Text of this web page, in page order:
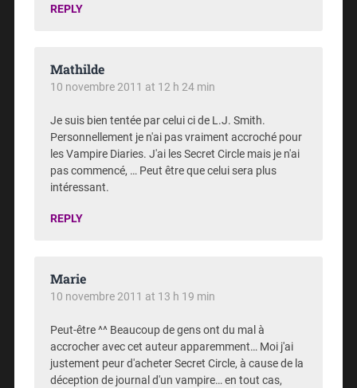
REPLY
Mathilde
10 novembre 2011 at 12 h 24 min
Je suis bien tentée par celui ci de L.J. Smith.
Personnellement je n'ai pas vraiment accroché pour
les Vampire Diaries. J'ai les Secret Circle mais je n'ai
pas commencé, … Peut être que celui sera plus
intéressant.
REPLY
Marie
10 novembre 2011 at 13 h 19 min
Peut-être ^^ Beaucoup de gens ont du mal à
accrocher avec cet auteur apparemment… Moi j'ai
justement peur d'acheter Secret Circle, à cause de la
déception de journal d'un vampire… en tout cas,